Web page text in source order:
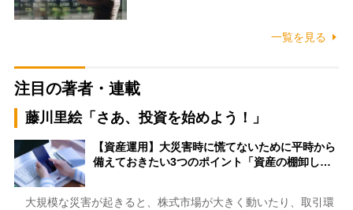
一覧を見る
注目の著者・連載
藤川里絵「さあ、投資を始めよう！」
【資産運用】大災害時に慌てないために平時から
備えておきたい3つのポイント「資産の棚卸し…
大規模な災害が起きると、株式市場が大きく動いたり、取引環